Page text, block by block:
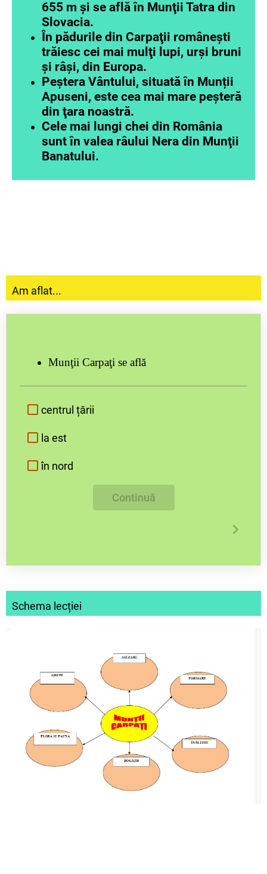
655 m și se află în Munţii Tatra din
Slovacia.
În pădurile din Carpaţii româneşti
trăiesc cei mai mulţi lupi, urşi bruni
şi râşi, din Europa.
Peştera Vântului, situată în Munții
Apuseni, este cea mai mare peşteră
din ţara noastră.
Cele mai lungi chei din România
sunt în valea râului Nera din Munţii
Banatului.
Am aflat...
Munţii Carpaţi se află
centrul țării
la est
în nord
Continuă
Schema lecției